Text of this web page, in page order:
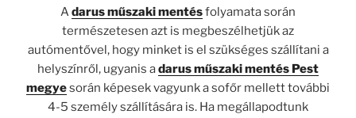
Adarus műszaki mentésfolyamata során
természetesen azt is megbeszélhetjük az
autómentővel, hogy minket is el szükséges szállítani a
helyszínről, ugyanis adarus műszaki mentés Pest
megyesorán képesek vagyunk a sofőr mellett további
4-5 személy szállítására is. Ha megállapodtunk